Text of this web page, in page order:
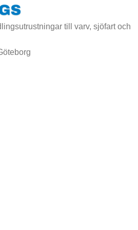
till varv, sjöfart och